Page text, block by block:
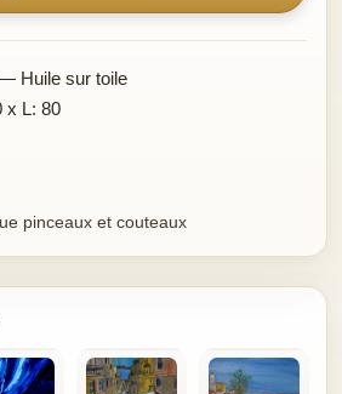
Huile sur toile
x L: 80
pinceaux et couteaux